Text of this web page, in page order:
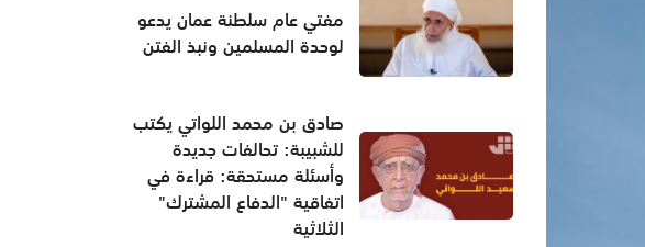
مفتي عام سلطنة عمان يدعو
لوحدة المسلمين ونبذ الفتن
صادق بن محمد اللواتي يكتب
للشبيبة: تحالفات جديدة
وأسئلة مستحقة: قراءة في
اتفاقية "الدفاع المشترك"
الثلاثية